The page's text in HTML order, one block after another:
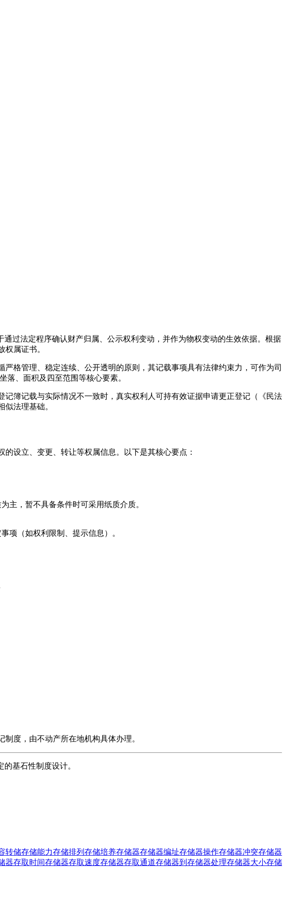
过法定程序确认财产归属、公示权利变动，并作为物权变动的生效依据。根据
属证书。
格管理、稳定连续、公开透明的原则，其记载事项具有法律约束力，可作为司
落、面积及四至范围等核心要素。
簿记载与实际情况不一致时，真实权利人可持有效证据申请更正登记（《民法
似法理基础。
设立、变更、转让等权属信息。以下是其核心要点：
主，暂不具备条件时可采用纸质介质。
项（如权利限制、提示信息）。
度，由不动产所在地机构具体办理。
基石性制度设计。
转储存储能力存储排列 存储培养存储器存储器编址存储器操作存储器冲突存储器
器存取时间存储器存取速度存储器存取通道存储器到存储器处理存储器大小存储